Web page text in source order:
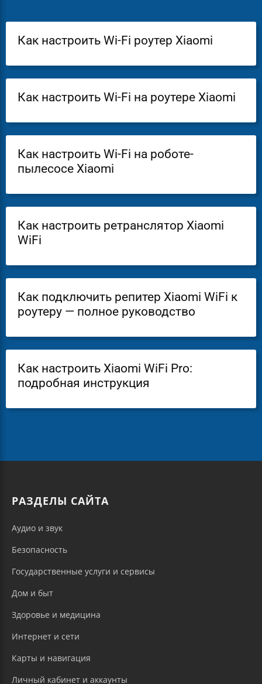
Как настроить Wi-Fi роутер Xiaomi
Как настроить Wi-Fi на роутере Xiaomi
Как настроить Wi-Fi на роботе-
пылесосе Xiaomi
Как настроить ретранслятор Xiaomi
WiFi
Как подключить репитер Xiaomi WiFi к
роутеру — полное руководство
Как настроить Xiaomi WiFi Pro:
подробная инструкция
РАЗДЕЛЫ САЙТА
Аудио и звук
Безопасность
Государственные услуги и сервисы
Дом и быт
Здоровье и медицина
Интернет и сети
Карты и навигация
Личный кабинет и аккаунты